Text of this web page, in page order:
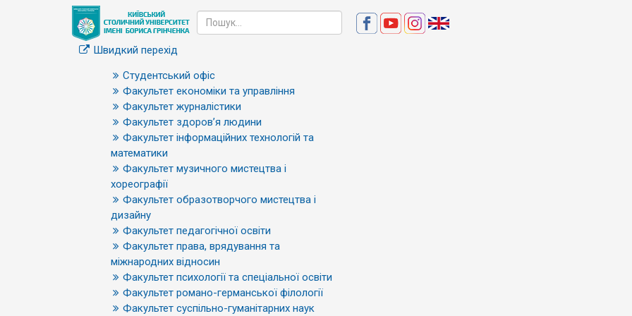
Швидкий перехід
Студентський офіс
Факультет економіки та управління
Факультет журналістики
Факультет здоров’я людини
Факультет інформаційних технологій та
математики
Факультет музичного мистецтва і
хореографії
Факультет образотворчого мистецтва і
дизайну
Факультет педагогічної освіти
Факультет права, врядування та
міжнародних відносин
Факультет психології та спеціальної освіти
Факультет романо-германської філології
Факультет суспільно-гуманітарних наук